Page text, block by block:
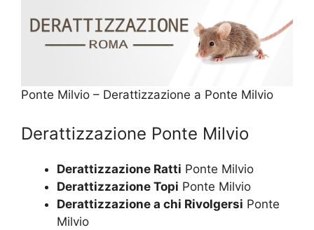
Ponte Milvio – Derattizzazione a Ponte Milvio
Derattizzazione Ponte Milvio
Derattizzazione Ratti Ponte Milvio
Derattizzazione Topi Ponte Milvio
Derattizzazione a chi Rivolgersi Ponte
Milvio